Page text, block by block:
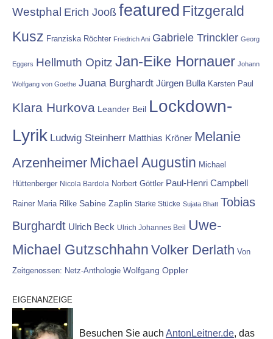
Westphal Erich Jooß featured Fitzgerald
Kusz Franziska Röchter Friedrich Ani Gabriele Trinckler Georg
Eggers Hellmuth Opitz Jan-Eike Hornauer Johann
Wolfgang von Goethe Juana Burghardt Jürgen Bulla Karsten Paul
Klara Hurkova Leander Beil Lockdown-
Lyrik Ludwig Steinherr Matthias Kröner Melanie
Arzenheimer Michael Augustin Michael
Hüttenberger Nicola Bardola Norbert Göttler Paul-Henri Campbell
Rainer Maria Rilke Sabine Zaplin Starke Stücke Sujata Bhatt Tobias
Burghardt Ulrich Beck Ulrich Johannes Beil Uwe-
Michael Gutzschhahn Volker Derlath Von
Zeitgenossen: Netz-Anthologie Wolfgang Oppler
EIGENANZEIGE
Besuchen Sie auch AntonLeitner.de, das